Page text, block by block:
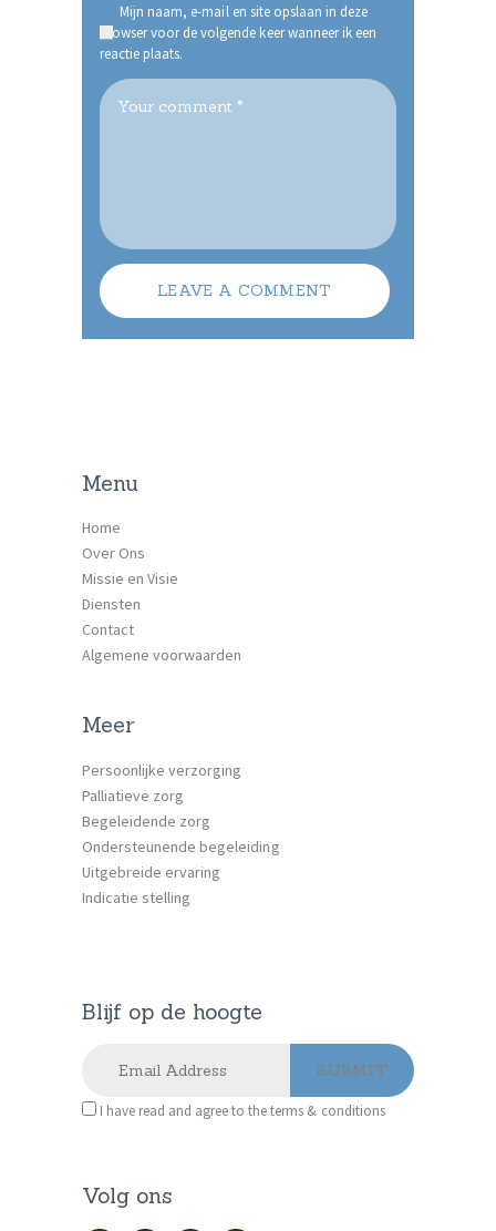
Mijn naam, e-mail en site opslaan in deze
browser voor de volgende keer wanneer ik een
reactie plaats.
Menu
Home
Over Ons
Missie en Visie
Diensten
Contact
Algemene voorwaarden
Meer
Persoonlijke verzorging
Palliatieve zorg
Begeleidende zorg
Ondersteunende begeleiding
Uitgebreide ervaring
Indicatie stelling
Blijf op de hoogte
I have read and agree to the terms & conditions
Volg ons